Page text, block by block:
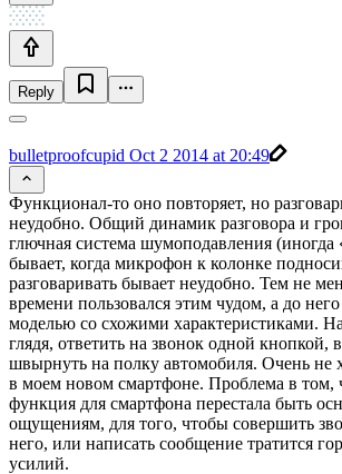
Reply
bulletproofcupid Oct 2 2014 at 20:49
Функционал-то оно повторяет, но
неудобно. Общий динамик разговора и
глючная система шумоподавления (иногда
бывает, когда микрофон к колонке
разговаривать бывает неудобно. Тем не
времени пользовался этим чудом, а до
моделью со схожими характеристиками.
глядя, ответить на звонок одной кнопкой,
швырнуть на полку автомобиля. Очень не
в моем новом смартфоне. Проблема в том,
функция для смартфона перестала быть
ощущениям, для того, чтобы совершить
него, или написать сообщение тратится
усилий.